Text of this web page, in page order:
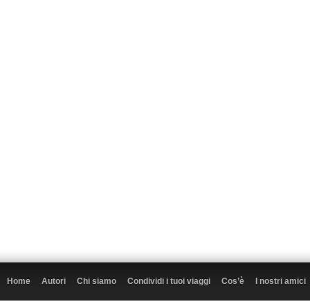
Home Autori Chi siamo Condividi i tuoi viaggi Cos’è I nostri amici